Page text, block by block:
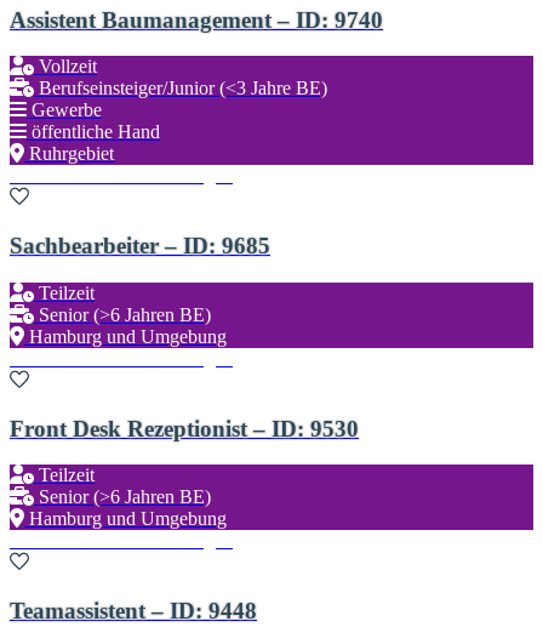
Assistent Baumanagement – ID: 9740
Vollzeit
Berufseinsteiger/Junior (<3 Jahre BE)
Gewerbe
öffentliche Hand
Ruhrgebiet
Sachbearbeiter – ID: 9685
Teilzeit
Senior (>6 Jahren BE)
Hamburg und Umgebung
Front Desk Rezeptionist – ID: 9530
Teilzeit
Senior (>6 Jahren BE)
Hamburg und Umgebung
Teamassistent – ID: 9448